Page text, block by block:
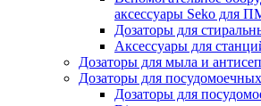
аксессуары Seko для
Дозаторы для
Аксессуары для
Дозаторы для мыла и
Дозаторы для
Дозаторы для